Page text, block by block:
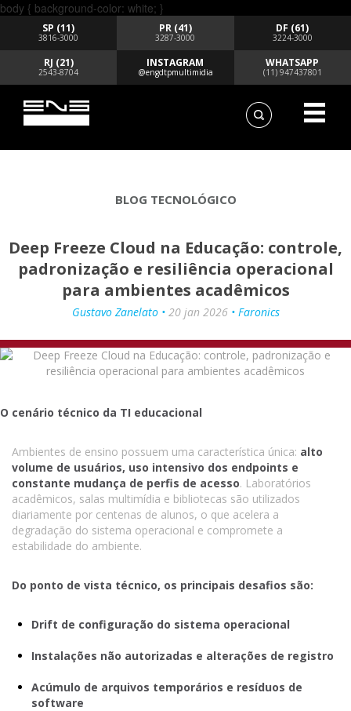
body { background-color: white; }
SP (11)
3816-3000
PR (41)
3287-3000
DF (61)
3224-3000
RJ (21)
2543-8704
INSTAGRAM
@engdtpmultimidia
WHATSAPP
(11) 947437801
BLOG TECNOLÓGICO
Deep Freeze Cloud na Educação: controle,
padronização e resiliência operacional
para ambientes acadêmicos
Gustavo Zanelato • 20 jan 2026• Faronics
O cenário técnico da TI educacional
Ambientes de ensino possuem uma característica única: alto
volume de usuários, uso intensivo dos endpoints e
constante mudança de perfis de acesso. Laboratórios
acadêmicos, salas multimídia e bibliotecas são utilizados
diariamente por centenas de alunos, o que acelera a
degradação do sistema operacional e compromete a
estabilidade do ambiente.
Do ponto de vista técnico, os principais desafios são:
Drift de configuração do sistema operacional
Instalações não autorizadas e alterações de registro
Acúmulo de arquivos temporários e resíduos de
software